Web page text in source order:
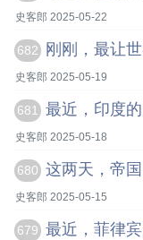
史客郎 2025-05-22
682 刚刚，最让
史客郎 2025-05-19
681 最近，印度
史客郎 2025-05-18
680 这两天，帝
史客郎 2025-05-15
679 最近，菲律